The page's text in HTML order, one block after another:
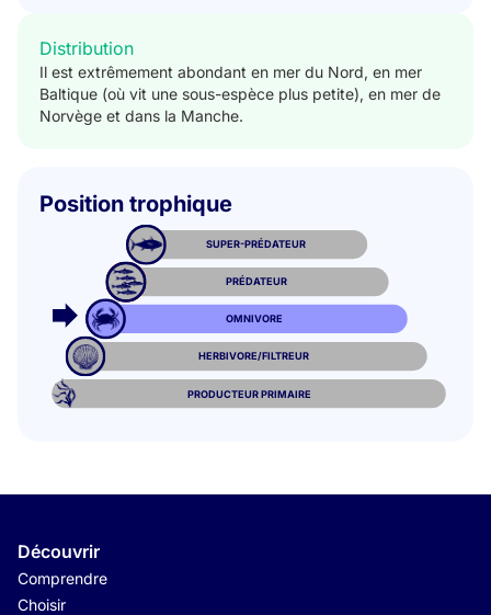
Distribution
Il est extrêmement abondant en mer du Nord, en mer
Baltique (où vit une sous-espèce plus petite), en mer de
Norvège et dans la Manche.
Position trophique
PRÉDATEUR
OMNIVORE
HERBIVORE/FILTREUR
PRODUCTEUR PRIMAIRE
SUPER-PRÉDATEUR
Découvrir
Comprendre
Choisir